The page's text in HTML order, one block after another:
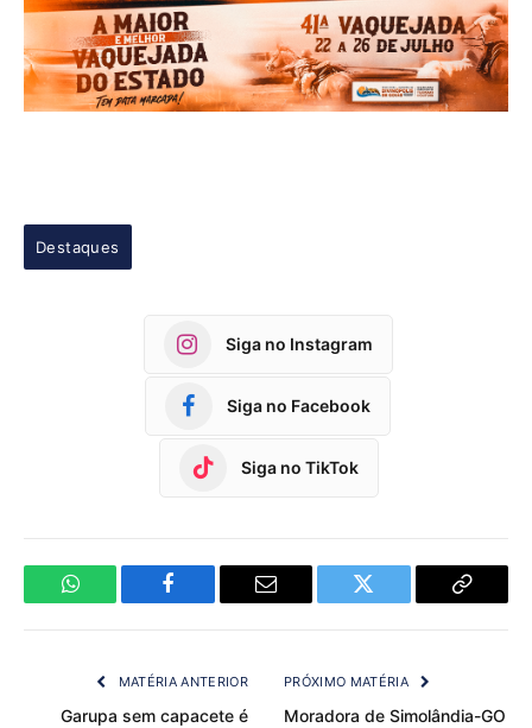
Destaques
Siga no Instagram
Siga no Facebook
Siga no TikTok
WhatsApp Facebook Email Twitter
Copy
MATÉRIA ANTERIOR
Garupa sem capacete é
PRÓXIMO MATÉRIA
Moradora de Simolândia-GO